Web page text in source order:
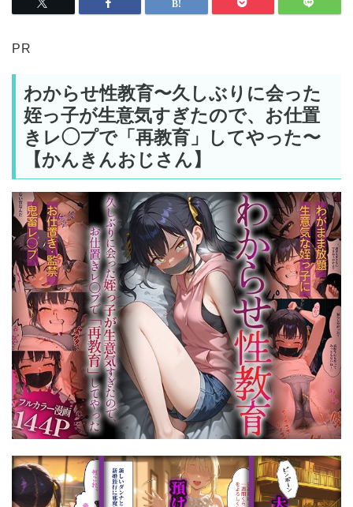
PR
わからせ性教育〜久しぶりに会った
姪っ子が生意気すぎたので、お仕置
きレ◯プで「再教育」してやった〜
【かんきんおじさん】